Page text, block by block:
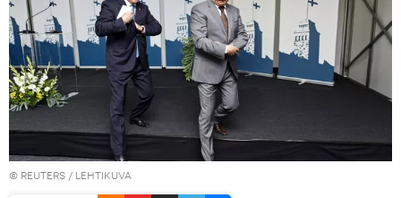
© REUTERS / LEHTIKUVA